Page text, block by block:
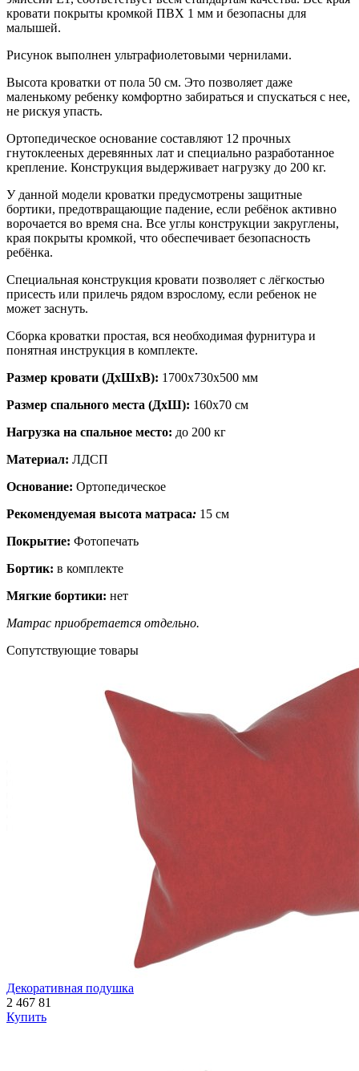
кровати покрыты кромкой ПВХ 1 мм и безопасны для
малышей.
Рисунок выполнен ультрафиолетовыми чернилами.
Высота кроватки от пола 50 см. Это позволяет даже
маленькому ребенку комфортно забираться и спускаться с нее,
не рискуя упасть.
Ортопедическое основание составляют 12 прочных
гнутоклееных деревянных лат и специально разработанное
крепление. Конструкция выдерживает нагрузку до 200 кг.
У данной модели кроватки предусмотрены защитные
бортики, предотвращающие падение, если ребёнок активно
ворочается во время сна. Все углы конструкции закруглены,
края покрыты кромкой, что обеспечивает безопасность
ребёнка.
Специальная конструкция кровати позволяет с лёгкостью
присесть или прилечь рядом взрослому, если ребенок не
может заснуть.
Сборка кроватки простая, вся необходимая фурнитура и
понятная инструкция в комплекте.
Размер кровати (ДхШхВ): 1700х730х500 мм
Размер спального места (ДхШ): 160х70 см
Нагрузка на спальное место: до 200 кг
Материал: ЛДСП
Основание: Ортопедическое
Рекомендуемая высота матраса: 15 см
Покрытие: Фотопечать
Бортик: в комплекте
Мягкие бортики: нет
Матрас приобретается отдельно.
Сопутствующие товары
Декоративная подушка
2 467 81
Купить